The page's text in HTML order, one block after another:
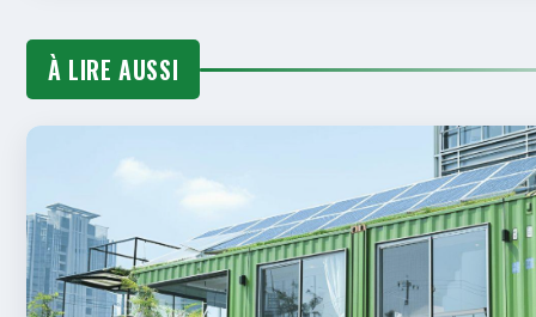
À LIRE AUSSI